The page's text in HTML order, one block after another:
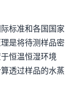
标准和各国国家
是将待测样品密
恒温恒湿环境
透过样品的水蒸